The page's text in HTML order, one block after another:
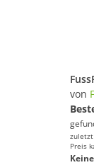
von
Preis